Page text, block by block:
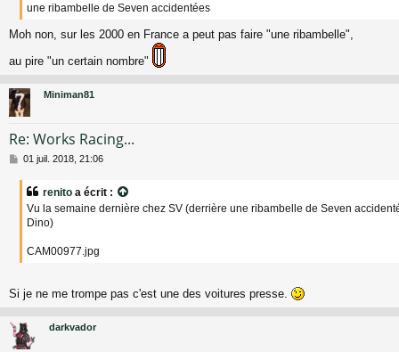
e
une ribambelle de Seven accidentées
Moh non, sur les 2000 en France a peut pas faire "une ribambelle",
au pire "un certain nombre"
Miniman81
Re: Works Racing...
M
01 juil. 2018, 21:06
renito a écrit :
Vu la semaine dernière chez SV (derrière une ribambelle de Seven
Dino)
CAM00977.jpg
Si je ne me trompe pas c'est une des voitures presse.
darkvador